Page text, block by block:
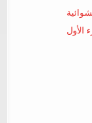
الأول